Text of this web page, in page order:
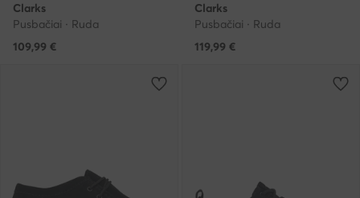
Clarks
Pusbačiai · Ruda
109,99 €
Clarks
Pusbačiai · Ruda
119,99 €